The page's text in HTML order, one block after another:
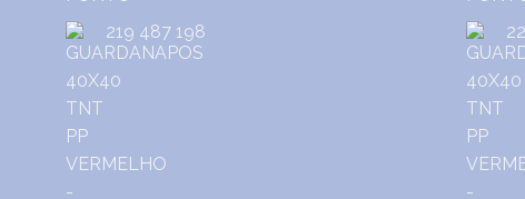
219 487 198